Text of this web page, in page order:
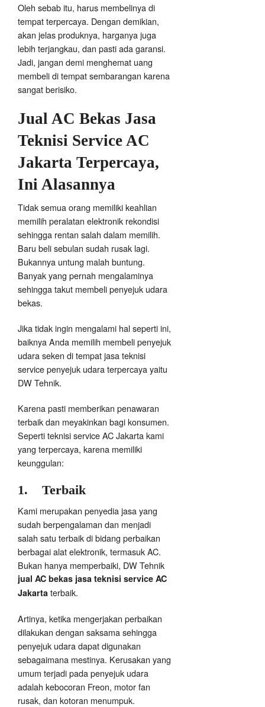
Oleh sebab itu, harus membelinya di
tempat terpercaya. Dengan demikian,
akan jelas produknya, harganya juga
lebih terjangkau, dan pasti ada garansi.
Jadi, jangan demi menghemat uang
membeli di tempat sembarangan karena
sangat berisiko.
Jual AC Bekas Jasa
Teknisi Service AC
Jakarta Terpercaya,
Ini Alasannya
Tidak semua orang memiliki keahlian
memilih peralatan elektronik rekondisi
sehingga rentan salah dalam memilih.
Baru beli sebulan sudah rusak lagi.
Bukannya untung malah buntung.
Banyak yang pernah mengalaminya
sehingga takut membeli penyejuk udara
bekas.
Jika tidak ingin mengalami hal seperti ini,
baiknya Anda memilih membeli penyejuk
udara seken di tempat jasa teknisi
service penyejuk udara terpercaya yaitu
DW Tehnik.
Karena pasti memberikan penawaran
terbaik dan meyakinkan bagi konsumen.
Seperti teknisi service AC Jakarta kami
yang terpercaya, karena memiliki
keunggulan:
1. Terbaik
Kami merupakan penyedia jasa yang
sudah berpengalaman dan menjadi
salah satu terbaik di bidang perbaikan
berbagai alat elektronik, termasuk AC.
Bukan hanya memperbaiki, DW Tehnik
jual AC bekas jasa teknisi service AC
Jakarta terbaik.
Artinya, ketika mengerjakan perbaikan
dilakukan dengan saksama sehingga
penyejuk udara dapat digunakan
sebagaimana mestinya. Kerusakan yang
umum terjadi pada penyejuk udara
adalah kebocoran Freon, motor fan
rusak, dan kotoran menumpuk.